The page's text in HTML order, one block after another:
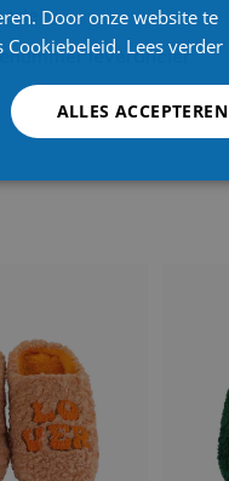
leverancier
Door onze website te
Lees verder
ALLES ACCEPTEREN